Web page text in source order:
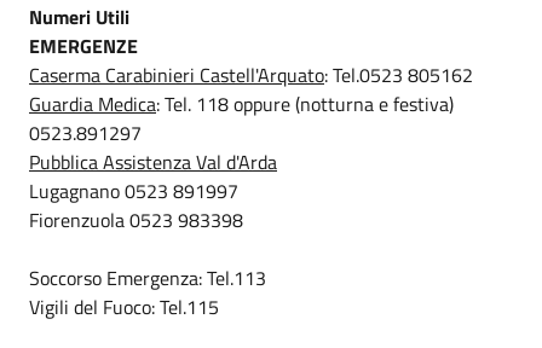
Numeri Utili
EMERGENZE
Caserma Carabinieri Castell'Arquato: Tel.0523 805162
Guardia Medica: Tel. 118 oppure (notturna e festiva)
0523.891297
Pubblica Assistenza Val d'Arda
Lugagnano 0523 891997
Fiorenzuola 0523 983398
Soccorso Emergenza: Tel.113
Vigili del Fuoco: Tel.115